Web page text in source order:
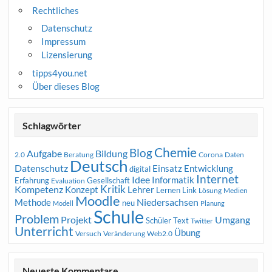
Rechtliches
Datenschutz
Impressum
Lizensierung
tipps4you.net
Über dieses Blog
Schlagwörter
2.0 Aufgabe Beratung Bildung BlogChemie Corona Daten
Datenschutz Deutsch digital Einsatz Entwicklung
Erfahrung Evaluation Gesellschaft Idee Informatik Internet
Kompetenz Konzept Kritik Lehrer Lernen Link Lösung Medien
Methode Modell Moodle neu Niedersachsen Planung
Problem Projekt Schule Schüler Text Twitter Umgang
Unterricht Versuch Veränderung Web2.0 Übung